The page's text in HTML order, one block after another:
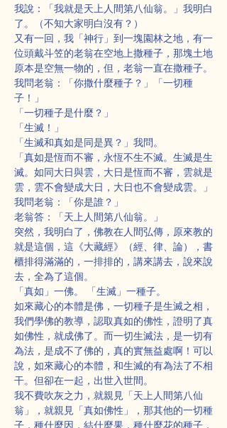
我說：「我就是天上人間第八仙翁。」我明白
了。（不知大家明白沒有？）
又有一回，我「神行」到一塊園林之地，有一
位頭戴斗笠的老翁在空地上撒種子，那塊土地
原本是空無一物的，但，老翁一直在撒種子。
我問老翁：「你撒什麼種子？」「一切種
子！」
「一切種子是什麼？」
「生滅！」
「生滅和真如是同是異？」我問。
「真如是恆而不審，永恆不生不滅。生滅是生
滅。如同大日與雲，大日是恆而不審，雲就是
雲，雲不會變成大日，大日也不會變成雲。」
我問老翁：「你是誰？」
老翁答：「天上人間第八仙翁。」
突然，我明白了，佛教在人間弘傳，原來教的
就是這個，這《大藏經》（經、律、論），書
櫃排得滿滿的，一排排的，講來講去，說來說
去，全為了這個。
「真如」一佛。 「生滅」一種子。
如來藏心的本體是佛，一切種子是生滅之相，
我們學佛的教導，認取真如的佛性，證明了真
如佛性，就成佛了。而一切生滅法，是一切有
為法，是成不了佛的，真的實無益處啊！可以
說，如來藏心的本體，和生滅的有為法了不相
干。但卻在一起，出世入世間。
我不費吹灰之力，就親見「天上人間第八仙
翁」，就親見「真如佛性」，那其他的一切種
子，種什麼因，結什麼果，種什麼花的種子，